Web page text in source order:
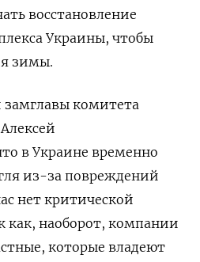
восстановление
Украины, чтобы
зимы.
комитета
в Украине временно
из-за повреждений
нет критической
как, наоборот, компании
которые владеют